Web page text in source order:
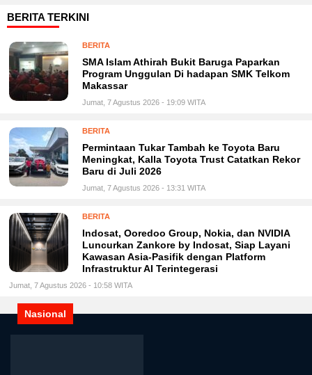
BERITA TERKINI
BERITA
SMA Islam Athirah Bukit Baruga Paparkan
Program Unggulan Di hadapan SMK Telkom
Makassar
Jumat, 7 Agustus 2026 - 19:09 WITA
BERITA
Permintaan Tukar Tambah ke Toyota Baru
Meningkat, Kalla Toyota Trust Catatkan Rekor
Baru di Juli 2026
Jumat, 7 Agustus 2026 - 13:31 WITA
BERITA
Indosat, Ooredoo Group, Nokia, dan NVIDIA
Luncurkan Zankore by Indosat, Siap Layani
Kawasan Asia-Pasifik dengan Platform
Infrastruktur AI Terintegerasi
Jumat, 7 Agustus 2026 - 10:58 WITA
Nasional